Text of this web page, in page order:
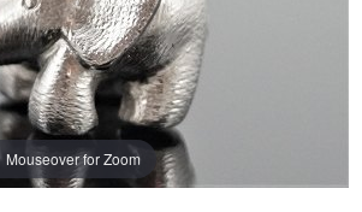
Mouseover for Zoom